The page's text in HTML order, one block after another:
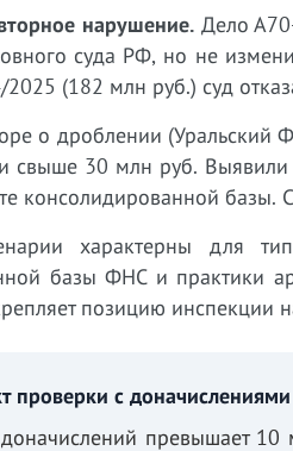
нарушение. Дело
суда РФ, но не
(182 млн руб.) суд
о дроблении (Уральский
свыше 30 млн руб.
консолидированной базы.
характерны для
базы ФНС и практики
позицию инспекции
проверки с
превышает